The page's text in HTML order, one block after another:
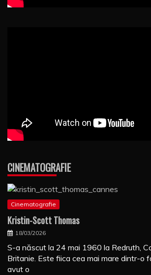
CINEMATOGRAFIE
Cinematografie
Kristin-Scott Thomas
18/03/2026
S-a născut la 24 mai 1960 la Redruth,
Britanie. Este fiica cea mai mare dintr-o
avut o